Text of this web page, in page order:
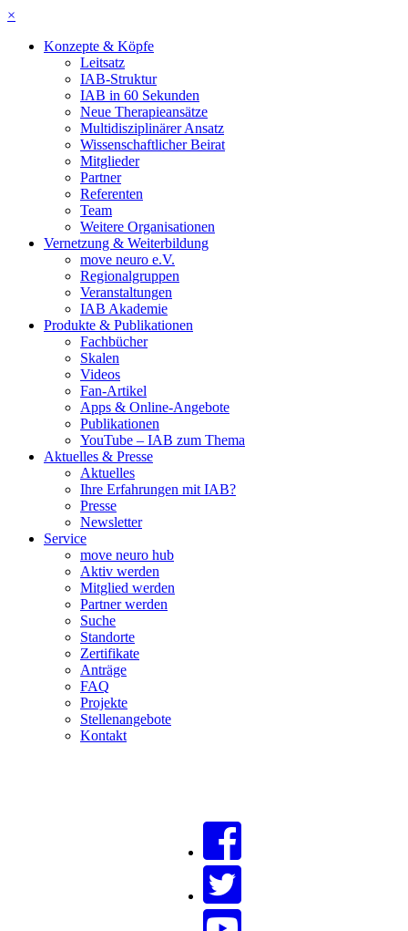
×
Konzepte & Köpfe
Leitsatz
IAB-Struktur
IAB in 60 Sekunden
Neue Therapieansätze
Multidisziplinärer Ansatz
Wissenschaftlicher Beirat
Mitglieder
Partner
Referenten
Team
Weitere Organisationen
Vernetzung & Weiterbildung
move neuro e.V.
Regionalgruppen
Veranstaltungen
IAB Akademie
Produkte & Publikationen
Fachbücher
Skalen
Videos
Fan-Artikel
Apps & Online-Angebote
Publikationen
YouTube – IAB zum Thema
Aktuelles & Presse
Aktuelles
Ihre Erfahrungen mit IAB?
Presse
Newsletter
Service
move neuro hub
Aktiv werden
Mitglied werden
Partner werden
Suche
Standorte
Zertifikate
Anträge
FAQ
Projekte
Stellenangebote
Kontakt